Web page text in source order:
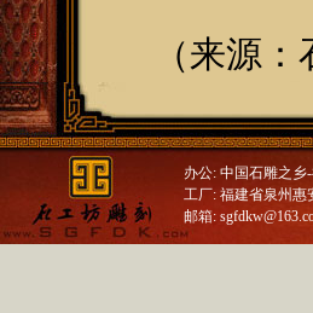
（来源：
办公: 中国石雕之
工厂: 福建省泉州惠
邮箱: